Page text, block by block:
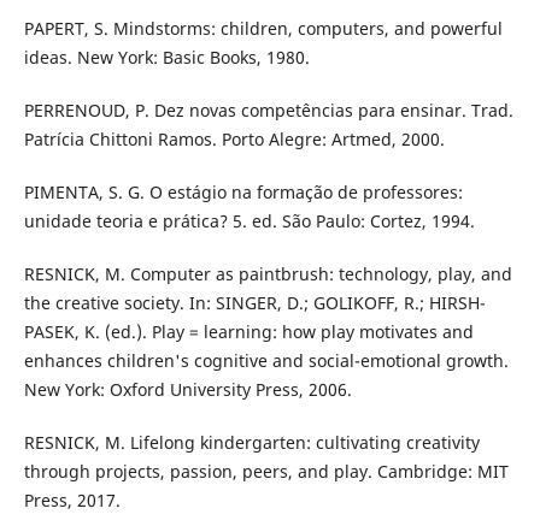
PAPERT, S. Mindstorms: children, computers, and powerful
ideas. New York: Basic Books, 1980.
PERRENOUD, P. Dez novas competências para ensinar. Trad.
Patrícia Chittoni Ramos. Porto Alegre: Artmed, 2000.
PIMENTA, S. G. O estágio na formação de professores:
unidade teoria e prática? 5. ed. São Paulo: Cortez, 1994.
RESNICK, M. Computer as paintbrush: technology, play, and
the creative society. In: SINGER, D.; GOLIKOFF, R.; HIRSH-
PASEK, K. (ed.). Play = learning: how play motivates and
enhances children's cognitive and social-emotional growth.
New York: Oxford University Press, 2006.
RESNICK, M. Lifelong kindergarten: cultivating creativity
through projects, passion, peers, and play. Cambridge: MIT
Press, 2017.